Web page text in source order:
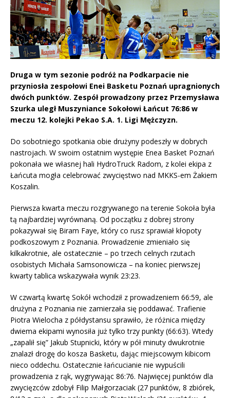
Druga w tym sezonie podróż na Podkarpacie nie
przyniosła zespołowi Enei Basketu Poznań upragnionych
dwóch punktów. Zespół prowadzony przez Przemysława
Szurka uległ Muszyniance Sokołowi Łańcut 76:86 w
meczu 12. kolejki Pekao S.A. 1. Ligi Mężczyzn.
Do sobotniego spotkania obie drużyny podeszły w dobrych
nastrojach. W swoim ostatnim występie Enea Basket Poznań
pokonała we własnej hali HydroTruck Radom, z kolei ekipa z
Łańcuta mogła celebrować zwycięstwo nad MKKS-em Żakiem
Koszalin.
Pierwsza kwarta meczu rozgrywanego na terenie Sokoła była
tą najbardziej wyrównaną. Od początku z dobrej strony
pokazywał się Biram Faye, który co rusz sprawiał kłopoty
podkoszowym z Poznania. Prowadzenie zmieniało się
kilkakrotnie, ale ostatecznie – po trzech celnych rzutach
osobistych Michała Samsonowicza – na koniec pierwszej
kwarty tablica wskazywała wynik 23:23.
W czwartą kwartę Sokół wchodził z prowadzeniem 66:59, ale
drużyna z Poznania nie zamierzała się poddawać. Trafienie
Piotra Wielocha z półdystansu sprawiło, że różnica między
dwiema ekipami wynosiła już tylko trzy punkty (66:63). Wtedy
„zapalił się” Jakub Stupnicki, który w pół minuty dwukrotnie
znalazł drogę do kosza Basketu, dając miejscowym kibicom
nieco oddechu. Ostatecznie łańcucianie nie wypuścili
prowadzenia z rąk, wygrywając 86:76. Najwięcej punktów dla
zwycięzców zdobył Filip Małgorzaciak (27 punktów, 8 zbiórek,